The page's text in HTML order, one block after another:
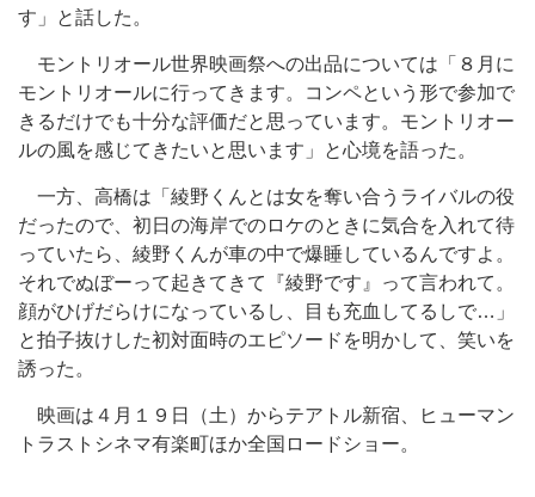
す」と話した。
モントリオール世界映画祭への出品については「８月に
モントリオールに行ってきます。コンペという形で参加で
きるだけでも十分な評価だと思っています。モントリオー
ルの風を感じてきたいと思います」と心境を語った。
一方、高橋は「綾野くんとは女を奪い合うライバルの役
だったので、初日の海岸でのロケのときに気合を入れて待
っていたら、綾野くんが車の中で爆睡しているんですよ。
それでぬぼーって起きてきて『綾野です』って言われて。
顔がひげだらけになっているし、目も充血してるしで…」
と拍子抜けした初対面時のエピソードを明かして、笑いを
誘った。
映画は４月１９日（土）からテアトル新宿、ヒューマン
トラストシネマ有楽町ほか全国ロードショー。